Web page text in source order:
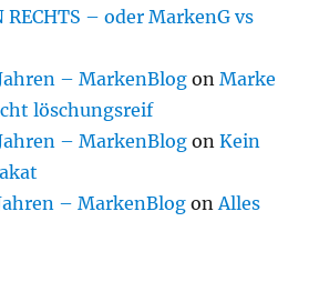
RECHTS – oder MarkenG vs
– MarkenBlog onMarke
löschungsreif
– MarkenBlog onKein
– MarkenBlog on Alles